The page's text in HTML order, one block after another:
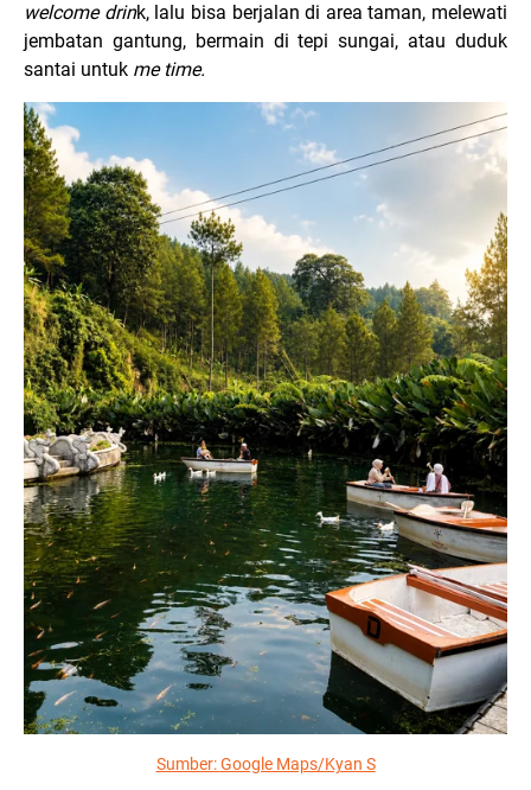
welcome drink, lalu bisa berjalan di area taman, melewati
jembatan gantung, bermain di tepi sungai, atau duduk
santai untuk me time.
Sumber:Google Maps/Kyan S